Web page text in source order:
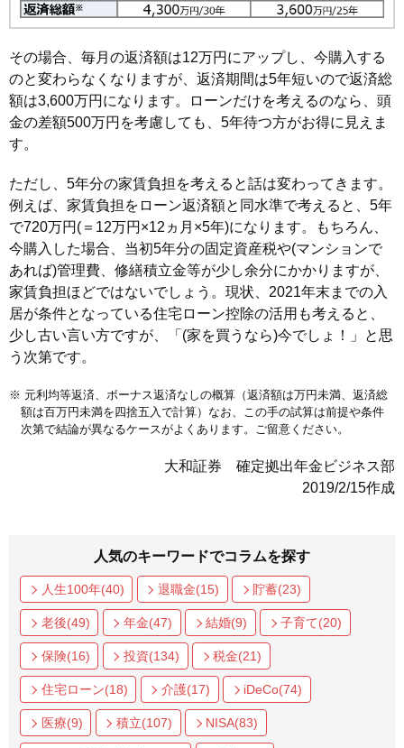
その場合、毎月の返済額は12万円にアップし、今購入する
のと変わらなくなりますが、返済期間は5年短いので返済総
額は3,600万円になります。ローンだけを考えるのなら、頭
金の差額500万円を考慮しても、5年待つ方がお得に見えま
す。
ただし、5年分の家賃負担を考えると話は変わってきます。
例えば、家賃負担をローン返済額と同水準で考えると、5年
で720万円(＝12万円×12ヵ月×5年)になります。もちろん、
今購入した場合、当初5年分の固定資産税や(マンションで
あれば)管理費、修繕積立金等が少し余分にかかりますが、
家賃負担ほどではないでしょう。現状、2021年末までの入
居が条件となっている住宅ローン控除の活用も考えると、
少し古い言い方ですが、「(家を買うなら)今でしょ！」と思
う次第です。
※ 元利均等返済、ボーナス返済なしの概算（返済額は万円未満、返済総
額は百万円未満を四捨五入で計算）なお、この手の試算は前提や条件
次第で結論が異なるケースがよくあります。ご留意ください。
大和証券 確定拠出年金ビジネス部
2019/2/15作成
人気のキーワードでコラムを探す
人生100年(40) 退職金(15) 貯蓄(23)
老後(49) 年金(47) 結婚(9) 子育て(20)
保険(16) 投資(134) 税金(21)
住宅ローン(18) 介護(17) iDeCo(74)
医療(9) 積立(107) NISA(83)